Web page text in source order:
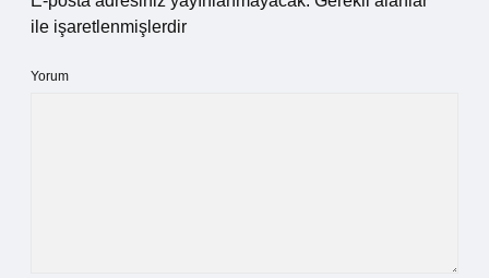
ile işaretlenmişlerdir
Yorum